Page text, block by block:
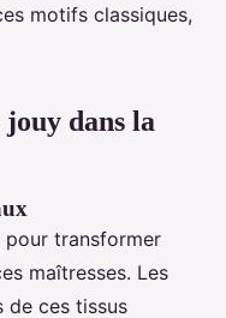
motifs classiques,
dans la
pour transformer
maîtresses. Les
de ces tissus